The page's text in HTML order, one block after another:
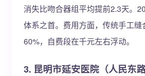
消失比吻合器组平均提前2.3天。
体系之首。费用方面，传统手工
60%，自费段在千元左右浮动。
3. 昆明市延安医院（人民东路